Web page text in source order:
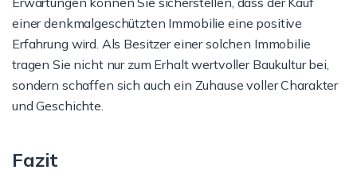
einer denkmalgeschützten Immobilie eine positive
Erfahrung wird. Als Besitzer einer solchen Immobilie
tragen Sie nicht nur zum Erhalt wertvoller Baukultur bei,
sondern schaffen sich auch ein Zuhause voller Charakter
und Geschichte.
Fazit